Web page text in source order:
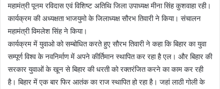
महामंत्री पूनम रविदास एवं विशिष्ट अतिथि जिला उपाध्यक्ष मीना सिंह कुशवाहा रही।
कार्यक्रम की अध्यक्षता भाजयुमो के जिलाध्यक्ष सौरभ तिवारी ने किया। संचालन
महामंत्री विमलेश सिंह ने किया।
कार्यक्रम में युवाओ को सम्बोधित करते हुए सौरभ तिवारी ने कहा कि बिहार का युवा
सम्पूर्ण विश्व के नवनिर्माण में अपने कीर्तिमान स्थापित कर रहा है एल। और बिहार की
सरकार युवाओं के खून से बिहार की धरती को रक्तरंजित करने का काम कर रही
है। बिहार में एक बार फिर आतंक का राज स्थापित हो रहा है। जहां लाठी गोली के